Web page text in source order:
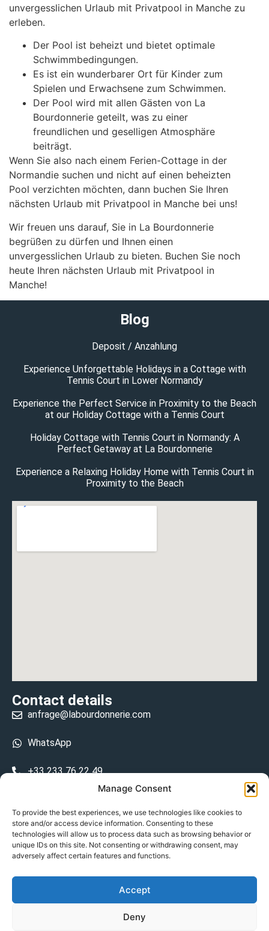
Manage Consent
To provide the best experiences, we use technologies like cookies to
store and/or access device information. Consenting to these
technologies will allow us to process data such as browsing behavior or
unique IDs on this site. Not consenting or withdrawing consent, may
adversely affect certain features and functions.
Accept
Deny
unvergesslichen Urlaub mit Privatpool in Manche zu
erleben.
Der Pool ist beheizt und bietet optimale
Schwimmbedingungen.
Es ist ein wunderbarer Ort für Kinder zum
Spielen und Erwachsene zum Schwimmen.
Der Pool wird mit allen Gästen von La
Bourdonnerie geteilt, was zu einer
freundlichen und geselligen Atmosphäre
beiträgt.
Wenn Sie also nach einem Ferien-Cottage in der
Normandie suchen und nicht auf einen beheizten
Pool verzichten möchten, dann buchen Sie Ihren
nächsten Urlaub mit Privatpool in Manche bei uns!
Wir freuen uns darauf, Sie in La Bourdonnerie
begrüßen zu dürfen und Ihnen einen
unvergesslichen Urlaub zu bieten. Buchen Sie noch
heute Ihren nächsten Urlaub mit Privatpool in
Manche!
Blog
Deposit / Anzahlung
Experience Unforgettable Holidays in a Cottage with
Tennis Court in Lower Normandy
Experience the Perfect Service in Proximity to the Beach
at our Holiday Cottage with a Tennis Court
Holiday Cottage with Tennis Court in Normandy: A
Perfect Getaway at La Bourdonnerie
Experience a Relaxing Holiday Home with Tennis Court in
Proximity to the Beach
Contact details
anfrage@labourdonnerie.com
WhatsApp
+33 233 76 22 49
15 La Bourdonnerie 50430 Vesly
prosecuted.blusher.yielded
DE
Datenschutzrichtlinie